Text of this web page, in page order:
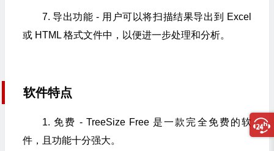
7. 导出功能 - 用户可以将扫描结果导出到 Excel
或 HTML 格式文件中，以便进一步处理和分析。
软件特点
1. 免费 - TreeSize Free 是一款完全免费的软
件，且功能十分强大。